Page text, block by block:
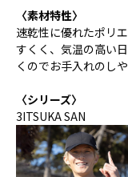
〈素材特性〉
速乾性に優れたポリ
すくく、気温の高い
くのでお手入れのし
〈シリーズ〉
3ITSUKA SAN